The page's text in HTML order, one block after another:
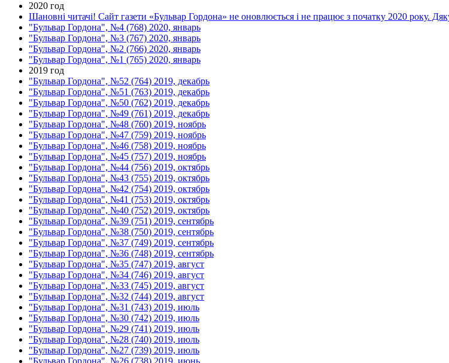
2020 год
Шановні читачі! Сайт газети «Бульвар Гордона» не оновлюється і не працює з початку 2020 року.
"Бульвар Гордона", №4 (768) 2020, январь
"Бульвар Гордона", №3 (767) 2020, январь
"Бульвар Гордона", №2 (766) 2020, январь
"Бульвар Гордона", №1 (765) 2020, январь
2019 год
"Бульвар Гордона", №52 (764) 2019, декабрь
"Бульвар Гордона", №51 (763) 2019, декабрь
"Бульвар Гордона", №50 (762) 2019, декабрь
"Бульвар Гордона", №49 (761) 2019, декабрь
"Бульвар Гордона", №48 (760) 2019, ноябрь
"Бульвар Гордона", №47 (759) 2019, ноябрь
"Бульвар Гордона", №46 (758) 2019, ноябрь
"Бульвар Гордона", №45 (757) 2019, ноябрь
"Бульвар Гордона", №44 (756) 2019, октябрь
"Бульвар Гордона", №43 (755) 2019, октябрь
"Бульвар Гордона", №42 (754) 2019, октябрь
"Бульвар Гордона", №41 (753) 2019, октябрь
"Бульвар Гордона", №40 (752) 2019, октябрь
"Бульвар Гордона", №39 (751) 2019, сентябрь
"Бульвар Гордона", №38 (750) 2019, сентябрь
"Бульвар Гордона", №37 (749) 2019, сентябрь
"Бульвар Гордона", №36 (748) 2019, сентябрь
"Бульвар Гордона", №35 (747) 2019, август
"Бульвар Гордона", №34 (746) 2019, август
"Бульвар Гордона", №33 (745) 2019, август
"Бульвар Гордона", №32 (744) 2019, август
"Бульвар Гордона", №31 (743) 2019, июль
"Бульвар Гордона", №30 (742) 2019, июль
"Бульвар Гордона", №29 (741) 2019, июль
"Бульвар Гордона", №28 (740) 2019, июль
"Бульвар Гордона", №27 (739) 2019, июль
"Бульвар Гордона", №26 (738) 2019, июнь